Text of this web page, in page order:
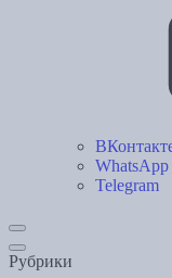
WhatsApp
Telegram
Рубрики